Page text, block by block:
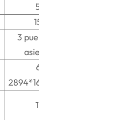
50
150
3 puertas, 4
asientos
68
2894*1655*1595
115